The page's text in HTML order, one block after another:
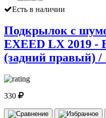
Есть в наличии
Подкрылок с
EXEED LX 2019 -
(задний правый)
330